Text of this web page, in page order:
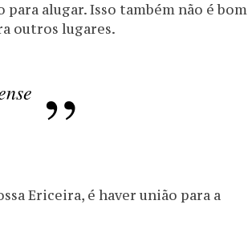
para alugar. Isso também não é bom
outros lugares.
Ericeira, é haver união para a